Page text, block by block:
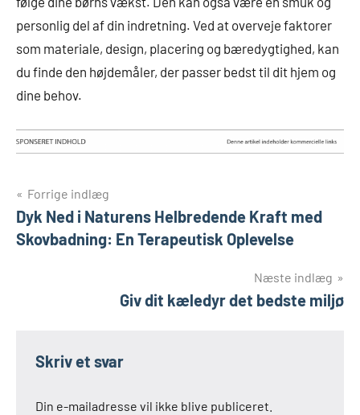
personlig del af din indretning. Ved at overveje faktorer
som materiale, design, placering og bæredygtighed, kan
du finde den højdemåler, der passer bedst til dit hjem og
dine behov.
Indlægsnavigation
Forrige indlæg
Dyk Ned i Naturens Helbredende Kraft med
Skovbadning: En Terapeutisk Oplevelse
Næste indlæg
Giv dit kæledyr det bedste miljø
Skriv et svar
Din e-mailadresse vil ikke blive publiceret.